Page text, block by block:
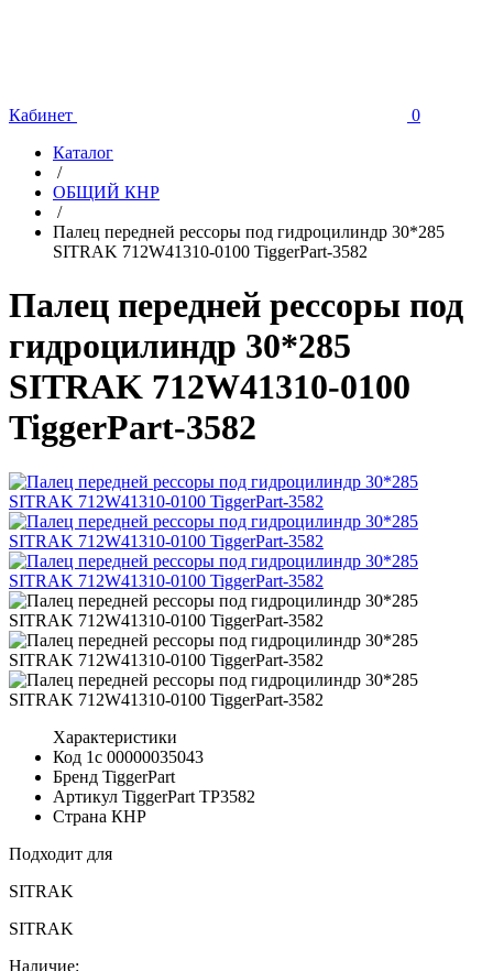
Кабинет
0
Каталог
/
ОБЩИЙ КНР
/
Палец передней рессоры под гидроцилиндр 30*285
SITRAK 712W41310-0100 TiggerPart-3582
Палец передней рессоры под
гидроцилиндр 30*285
SITRAK 712W41310-0100
TiggerPart-3582
Характеристики
Код 1с 00000035043
Бренд TiggerPart
Артикул TiggerPart TP3582
Страна КНР
Подходит для
SITRAK
SITRAK
Наличие: